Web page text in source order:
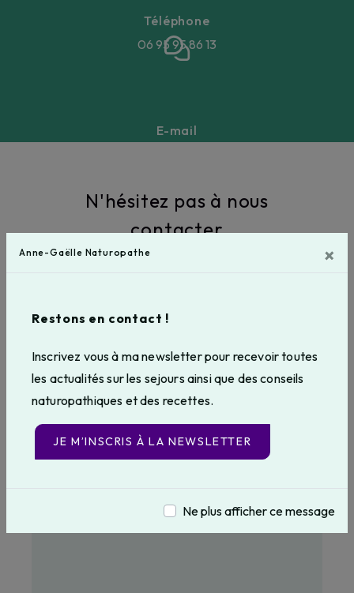
Anne-Gaëlle Naturopathe ×
Restons en contact !
Inscrivez vous à ma newsletter pour recevoir toutes
les actualités sur les sejours ainsi que des conseils
naturopathiques et des recettes.
JE M’INSCRIS À LA NEWSLETTER
Ne plus afficher ce message
Téléphone
06 95 95 86 13
E-mail
N'hésitez pas à nous
contacter